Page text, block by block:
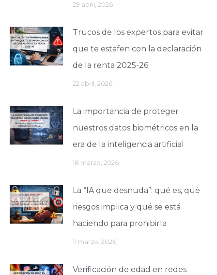
29 abril, 2026
Trucos de los expertos para evitar
que te estafen con la declaración
de la renta 2025-26
22 abril, 2026
La importancia de proteger
nuestros datos biométricos en la
era de la inteligencia artificial
18 marzo, 2026
La “IA que desnuda”: qué es, qué
riesgos implica y qué se está
haciendo para prohibirla
11 marzo, 2026
Verificación de edad en redes